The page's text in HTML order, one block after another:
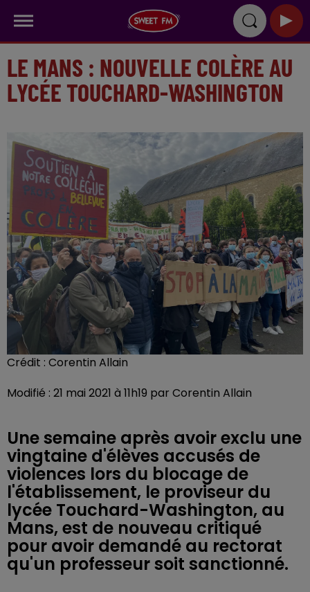
LE MANS : NOUVELLE COLÈRE AU
LYCÉE TOUCHARD-WASHINGTON
Crédit : Corentin Allain
Modifié : 21 mai 2021 à 11h19 par Corentin Allain
Une semaine après avoir exclu une
vingtaine d'élèves accusés de
violences lors du blocage de
l'établissement, le proviseur du
lycée Touchard-Washington, au
Mans, est de nouveau critiqué
pour avoir demandé au rectorat
qu'un professeur soit sanctionné.